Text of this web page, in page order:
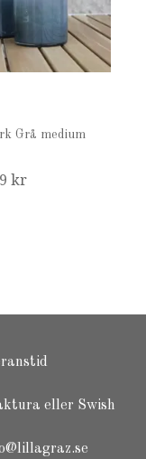
Grå medium
kr
eller Swish